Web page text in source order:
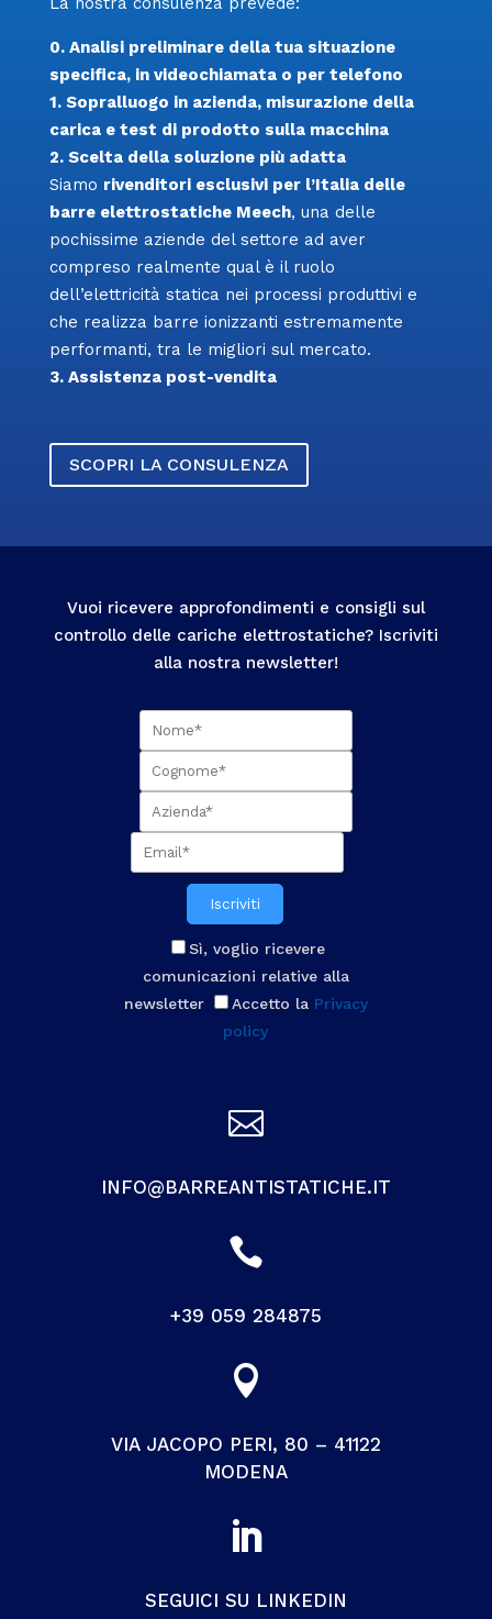
0. Analisi preliminare della tua situazione
specifica, in videochiamata o per telefono
1. Sopralluogo in azienda, misurazione della
carica e test di prodotto sulla macchina
2. Scelta della soluzione più adatta
Siamo rivenditori esclusivi per l’Italia delle
barre elettrostatiche Meech, una delle
pochissime aziende del settore ad aver
compreso realmente qual è il ruolo
dell’elettricità statica nei processi produttivi e
che realizza barre ionizzanti estremamente
performanti, tra le migliori sul mercato.
3. Assistenza post-vendita
SCOPRI LA CONSULENZA
Vuoi ricevere approfondimenti e consigli sul
controllo delle cariche elettrostatiche? Iscriviti
alla nostra newsletter!
Iscriviti
Sì, voglio ricevere
comunicazioni relative alla
newsletter
Accetto la Privacy
policy

INFO@BARREANTISTATICHE.IT

+39 059 284875

VIA JACOPO PERI, 80 – 41122
MODENA

SEGUICI SU LINKEDIN